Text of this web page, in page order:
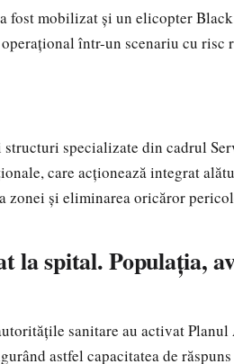
mobilizat și un elicopter Black
într-un scenariu cu risc
specializate din cadrul
care acționează integrat
zonei și eliminarea oricăror
la spital. Populația,
sanitare au activat
astfel capacitatea de